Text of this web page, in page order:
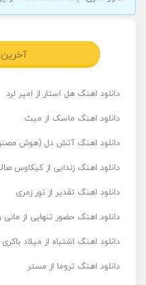
دانلود اهنگ هل استار از امیر لرد
دانلود اهنگ ماسک از میث
دانلود اهنگ آتش دل (هوش
دانلود اهنگ زندایی از کیکاوس
دانلود اهنگ تقدیر از تور زمری
دانلود اهنگ حضور تنهایی از
دانلود اهنگ اشتباه از میلاد باکری
دانلود اهنگ تروما از مستر